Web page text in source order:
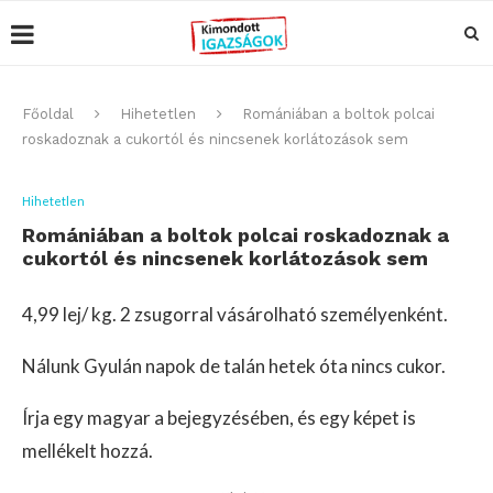
Főoldal Hihetetlen
Romániában a boltok polcai
roskadoznak a cukortól és nincsenek korlátozások sem
Hihetetlen
Romániában a boltok polcai roskadoznak a
cukortól és nincsenek korlátozások sem
4,99 lej/ kg. 2 zsugorral vásárolható személyenként.
Nálunk Gyulán napok de talán hetek óta nincs cukor.
Írja egy magyar a bejegyzésében, és egy képet is
mellékelt hozzá.